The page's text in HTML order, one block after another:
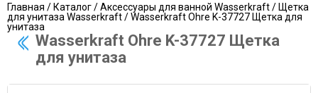
Главная /Каталог/Аксессуары для ванной Wasserkraft/Щетка
для унитаза Wasserkraft/ Wasserkraft Ohre K-37727 Щетка для
унитаза
Wasserkraft Ohre K-37727 Щетка
для унитаза